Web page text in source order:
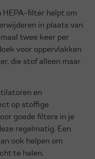
filter helpt om
in plaats van
twee keer per
voor oppervlakken
die stof alleen maar
en
op stoffige
goede filters in je
regelmatig. Een
ook helpen om
te halen.